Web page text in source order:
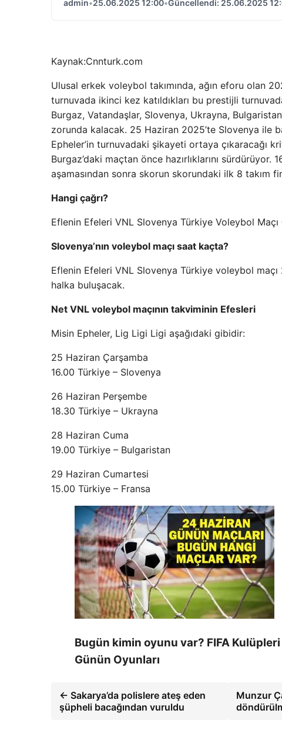
admin•25.06.2025 12:00•Güncellendi: 25.06.2025
Kaynak:Cnnturk.com
Ulusal erkek voleybol takımında, ağın eforu olan
turnuvada ikinci kez katıldıkları bu prestijli
Burgaz, Vatandaşlar, Slovenya, Ukrayna,
zorunda kalacak. 25 Haziran 2025’te Slovenya ile
Epheler’in turnuvadaki şikayeti ortaya çıkaracağı
Burgaz’daki maçtan önce hazırlıklarını sürdürüyor.
aşamasından sonra skorun skorundaki ilk 8 takım
Hangi çağrı?
Eflenin Efeleri VNL Slovenya Türkiye Voleybol
Slovenya’nın voleybol maçı saat kaçta?
Eflenin Efeleri VNL Slovenya Türkiye voleybol maçı
halka buluşacak.
Net VNL voleybol maçının takviminin Efesleri
Misin Epheler, Lig Ligi Ligi aşağıdaki gibidir:
25 Haziran Çarşamba
16.00 Türkiye – Slovenya
26 Haziran Perşembe
18.30 Türkiye – Ukrayna
28 Haziran Cuma
19.00 Türkiye – Bulgaristan
29 Haziran Cumartesi
15.00 Türkiye – Fransa
Bugün kimin oyunu var? FIFA
Günün Oyunları
← Sakarya’da polislere ateş eden
şüpheli bacağından vuruldu
Munzur